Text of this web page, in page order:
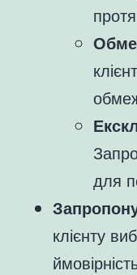
для
клієнту